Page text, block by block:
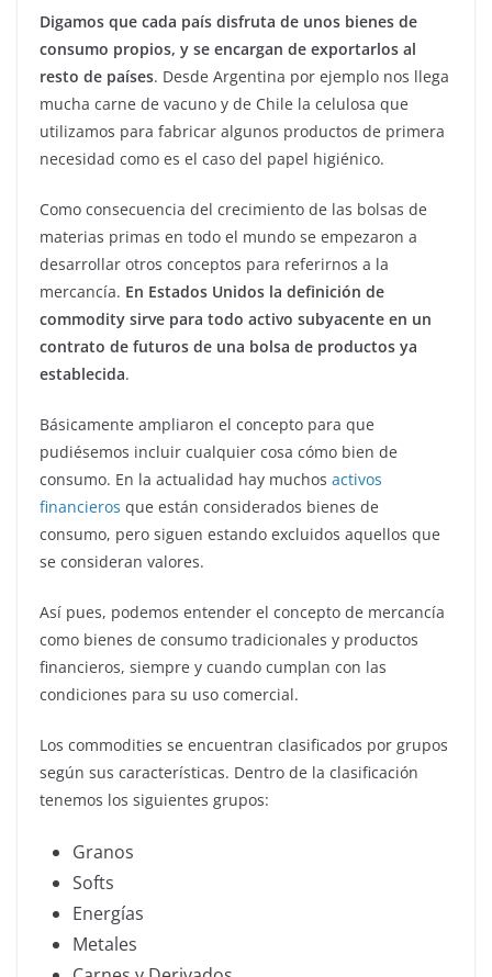
Digamos que cada país disfruta de unos bienes de
consumo propios, y se encargan de exportarlos al
resto de países. Desde Argentina por ejemplo nos llega
mucha carne de vacuno y de Chile la celulosa que
utilizamos para fabricar algunos productos de primera
necesidad como es el caso del papel higiénico.
Como consecuencia del crecimiento de las bolsas de
materias primas en todo el mundo se empezaron a
desarrollar otros conceptos para referirnos a la
mercancía. En Estados Unidos la definición de
commodity sirve para todo activo subyacente en un
contrato de futuros de una bolsa de productos ya
establecida.
Básicamente ampliaron el concepto para que
pudiésemos incluir cualquier cosa cómo bien de
consumo. En la actualidad hay muchos activos
financieros que están considerados bienes de
consumo, pero siguen estando excluidos aquellos que
se consideran valores.
Así pues, podemos entender el concepto de mercancía
como bienes de consumo tradicionales y productos
financieros, siempre y cuando cumplan con las
condiciones para su uso comercial.
Los commodities se encuentran clasificados por grupos
según sus características. Dentro de la clasificación
tenemos los siguientes grupos:
Granos
Softs
Energías
Metales